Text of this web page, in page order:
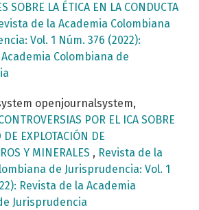
SOBRE LA ÉTICA EN LA CONDUCTA
de la Academia Colombiana
Vol. 1 Núm. 376 (2022):
Colombiana de
openjournalsystem,
POR EL ICA SOBRE
DE EXPLOTACIÓN DE
Y MINERALES , Revista de la
de Jurisprudencia: Vol. 1
Revista de la Academia
Jurisprudencia